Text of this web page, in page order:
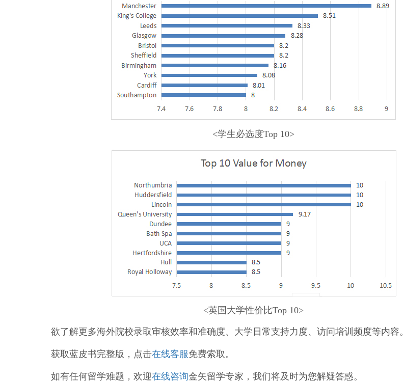
<学生必选度Top 10>
<英国大学性价比Top 10>
欲了解更多海外院校录取审核效率和准确度、大学日常支持力度、访问培训频度等内容。
获取蓝皮书完整版，点击在线客服免费索取。
如有任何留学难题，欢迎在线咨询金矢留学专家，我们将及时为您解疑答惑。